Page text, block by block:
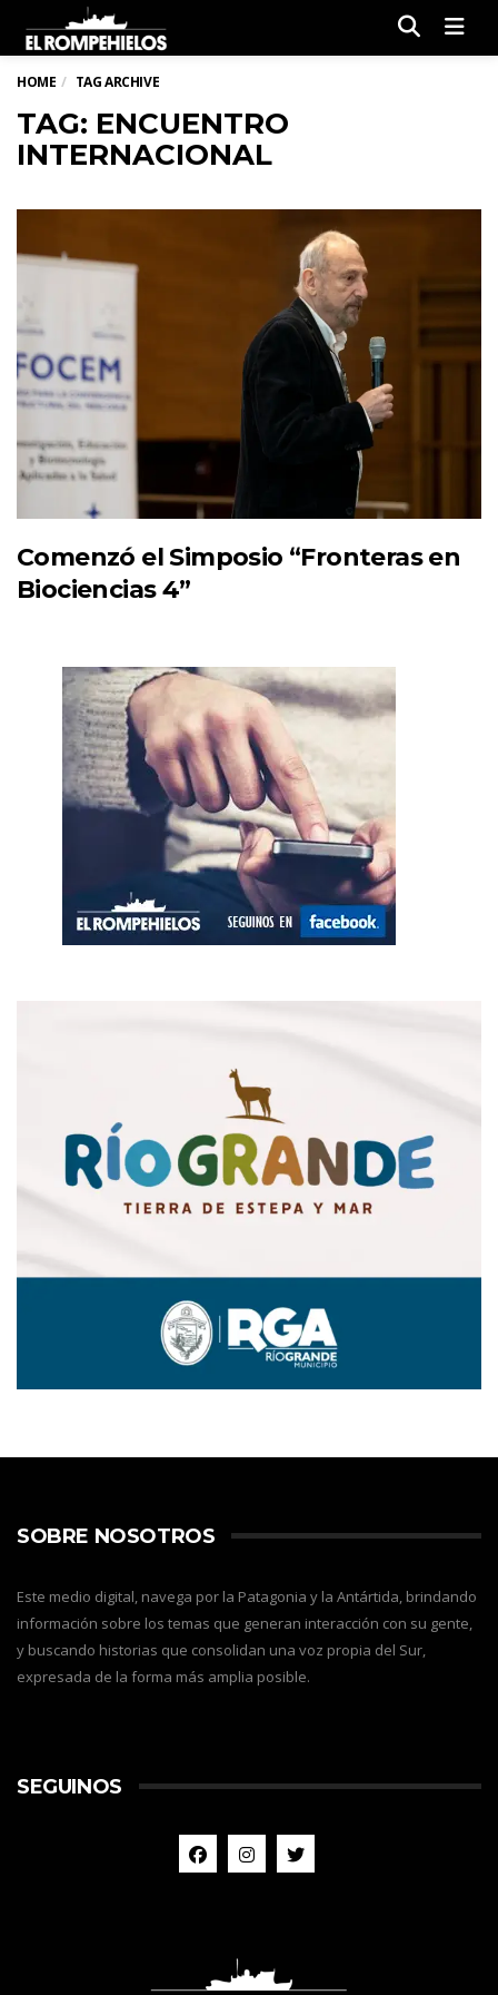
HOME TAG ARCHIVE
TAG: ENCUENTRO
INTERNACIONAL
Comenzó el Simposio “Fronteras en
Biociencias 4”
SOBRE NOSOTROS
Este medio digital, navega por la Patagonia y la Antártida, brindando
información sobre los temas que generan interacción con su gente,
y buscando historias que consolidan una voz propia del Sur,
expresada de la forma más amplia posible.
SEGUINOS